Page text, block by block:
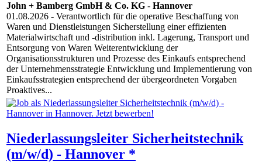
John + Bamberg GmbH & Co. KG - Hannover
01.08.2026 - Verantwortlich für die operative Beschaffung von
Waren und Dienstleistungen Sicherstellung einer effizienten
Materialwirtschaft und -distribution inkl. Lagerung, Transport und
Entsorgung von Waren Weiterentwicklung der
Organisationsstrukturen und Prozesse des Einkaufs entsprechend
der Unternehmensstrategie Entwicklung und Implementierung von
Einkaufsstrategien entsprechend der übergeordneten Vorgaben
Proaktives...
Niederlassungsleiter Sicherheitstechnik
(m/w/d) - Hannover *